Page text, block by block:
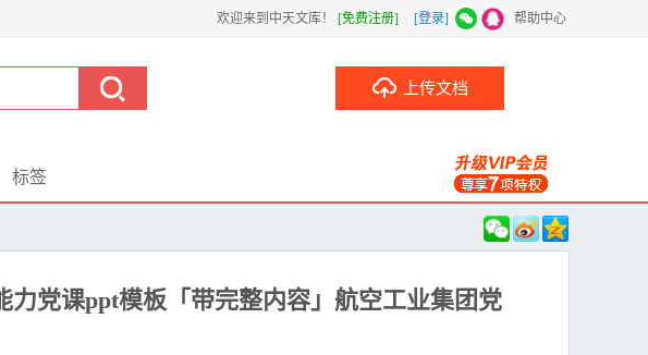
欢迎来到中天文库！ [免费注册] [登录] 帮助中心
上传文档
标签
党课ppt模板「带完整内容」航空工业集团党